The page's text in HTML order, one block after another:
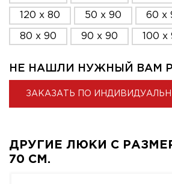
120 x 80 50 x 90 60 x
80 x 90 90 x 90 100 x
НЕ НАШЛИ НУЖНЫЙ ВАМ
ЗАКАЗАТЬ ПО
ДРУГИЕ ЛЮКИ С
70 СМ.